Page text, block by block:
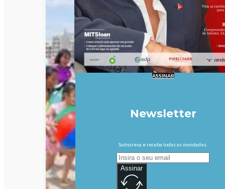
ASSINAR
Newsletter
Subscreva e receba todas as novidades.
Assinar